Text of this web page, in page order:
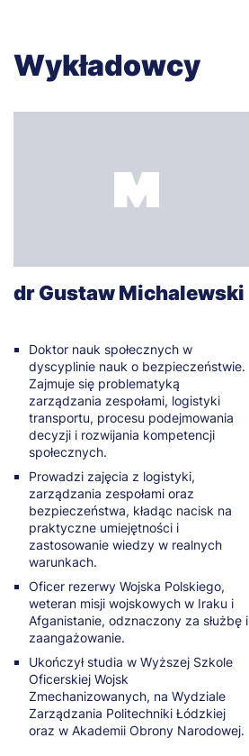
Wykładowcy
dr Gustaw Michalewski
Doktor nauk społecznych w
dyscyplinie nauk o bezpieczeństwie.
Zajmuje się problematyką
zarządzania zespołami, logistyki
transportu, procesu podejmowania
decyzji i rozwijania kompetencji
społecznych.
Prowadzi zajęcia z logistyki,
zarządzania zespołami oraz
bezpieczeństwa, kładąc nacisk na
praktyczne umiejętności i
zastosowanie wiedzy w realnych
warunkach.
Oficer rezerwy Wojska Polskiego,
weteran misji wojskowych w Iraku i
Afganistanie, odznaczony za służbę i
zaangażowanie.
Ukończył studia w Wyższej Szkole
Oficerskiej Wojsk
Zmechanizowanych, na Wydziale
Zarządzania Politechniki Łódzkiej
oraz w Akademii Obrony Narodowej.